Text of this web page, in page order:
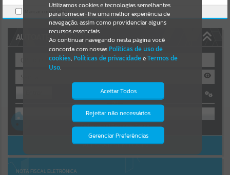
Por favor, aguarde...
NOTÍCIAS
Por favor, aguarde...
Por favor, aguarde...
AUTOATENDIMENTO
OU
Cadastre-se|Recuperar Senha
ACESSAR SEM LOGIN
NOTA FISCAL ELETRÔNICA
Utilizamos cookies e tecnologias semelhantes
para fornecer-lhe uma melhor experiência de
navegação, assim como providenciar alguns
recursos essenciais.
Ao continuar navegando nesta página você
concorda com nossas Políticas de uso de
cookies, Políticas de privacidadeeTermos de
Uso.
Aceitar Todos
Rejeitar não necessários
Gerenciar Preferências
Isto significa que diversos recursos
providenciados poderão não estar
Marcar como lido.